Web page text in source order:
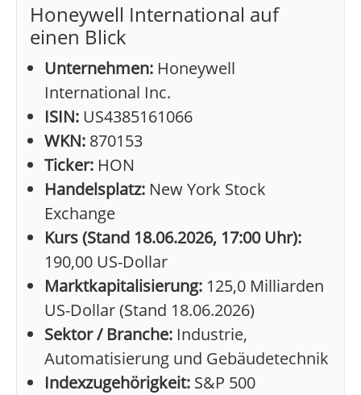
Honeywell International auf
einen Blick
Unternehmen: Honeywell
International Inc.
ISIN: US4385161066
WKN: 870153
Ticker: HON
Handelsplatz: New York Stock
Exchange
Kurs (Stand 18.06.2026, 17:00 Uhr):
190,00 US-Dollar
Marktkapitalisierung: 125,0 Milliarden
US-Dollar (Stand 18.06.2026)
Sektor / Branche: Industrie,
Automatisierung und Gebäudetechnik
Indexzugehörigkeit: S&P 500